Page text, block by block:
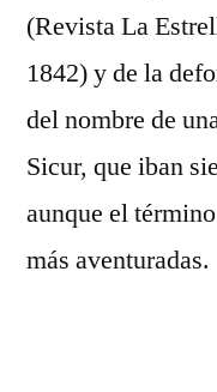
(Revista La
1842) y de la
del nombre de
Sicur, que iban
aunque el
más aventuradas.